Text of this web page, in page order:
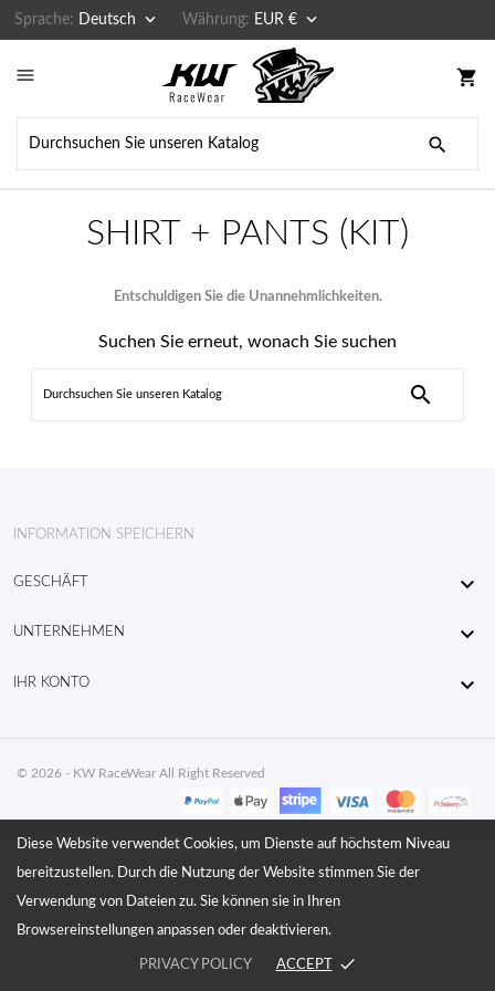
Sprache: Deutsch  Währung: EUR € 
 shopping_cart

SHIRT + PANTS (KIT)
Entschuldigen Sie die Unannehmlichkeiten.
Suchen Sie erneut, wonach Sie suchen

INFORMATION SPEICHERN
GESCHÄFT 
UNTERNEHMEN 
IHR KONTO 
Diese Website verwendet Cookies, um Dienste auf höchstem Niveau
bereitzustellen. Durch die Nutzung der Website stimmen Sie der
Verwendung von Dateien zu. Sie können sie in Ihren
Browsereinstellungen anpassen oder deaktivieren.
PRIVACY POLICY ACCEPT done
© 2026 - KW RaceWear All Right Reserved